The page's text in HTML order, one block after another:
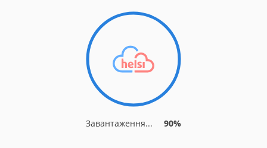
Завантаження... 90%